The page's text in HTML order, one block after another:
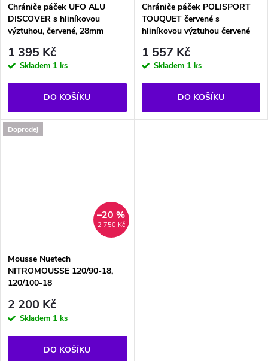
Chrániče páček UFO ALU
DISCOVER s hliníkovou
výztuhou, červené, 28mm
1 395 Kč
Skladem 1 ks
DO KOŠÍKU
Chrániče páček POLISPORT
TOUQUET červené s
hliníkovou výztuhou červené
1 557 Kč
Skladem 1 ks
DO KOŠÍKU
Doprodej
2 750 Kč
–20 %
Mousse Nuetech
NITROMOUSSE 120/90-18,
120/100-18
2 200 Kč
Skladem 1 ks
DO KOŠÍKU